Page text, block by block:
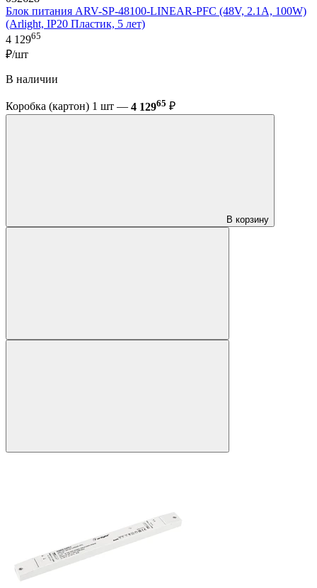
Блок питания ARV-SP-48100-LINEAR-PFC (48V, 2.1A, 100W)
(Arlight, IP20 Пластик, 5 лет)
4 12965
₽/шт
В наличии
Коробка (картон) 1 шт — 4 12965 ₽
В корзину